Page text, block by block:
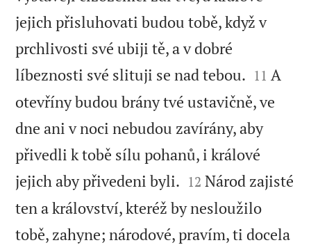
jejich přisluhovati budou tobě, když v
prchlivosti své ubiji tě, a v dobré
líbeznosti své slituji se nad tebou. 

11 A
otevříny budou brány tvé ustavičně, ve
dne ani v noci nebudou zavírány, aby
přivedli k tobě sílu pohanů, i králové
jejich aby přivedeni byli. 

12 Národ zajisté
ten a království, kteréž by nesloužilo
tobě, zahyne; národové, pravím, ti docela